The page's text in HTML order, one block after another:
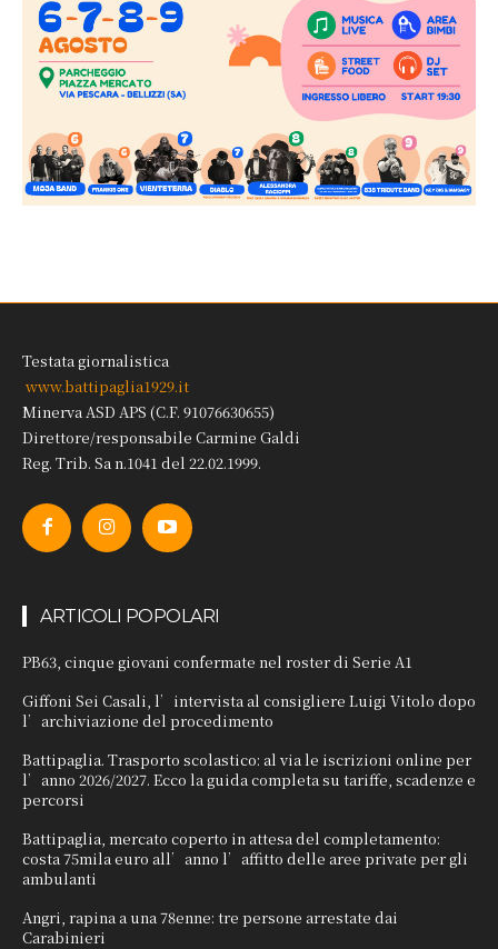
Testata giornalistica
www.battipaglia1929.it
Minerva ASD APS (C.F. 91076630655)
Direttore/responsabile Carmine Galdi
Reg. Trib. Sa n.1041 del 22.02.1999.
ARTICOLI POPOLARI
PB63, cinque giovani confermate nel roster di Serie A1
Giffoni Sei Casali, l’intervista al consigliere Luigi Vitolo dopo
l’archiviazione del procedimento
Battipaglia. Trasporto scolastico: al via le iscrizioni online per
l’anno 2026/2027. Ecco la guida completa su tariffe, scadenze e
percorsi
Battipaglia, mercato coperto in attesa del completamento:
costa 75mila euro all’anno l’affitto delle aree private per gli
ambulanti
Angri, rapina a una 78enne: tre persone arrestate dai
Carabinieri